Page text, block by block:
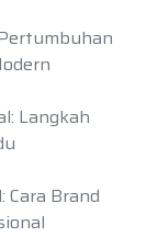
Langkah
Cara Brand